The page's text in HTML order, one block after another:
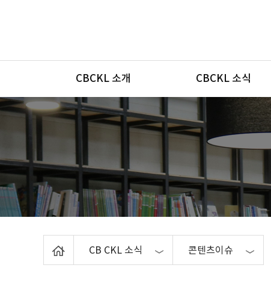
메뉴
CBCKL 소개 CBCKL 소식
CB CKL 소식 콘텐츠이슈